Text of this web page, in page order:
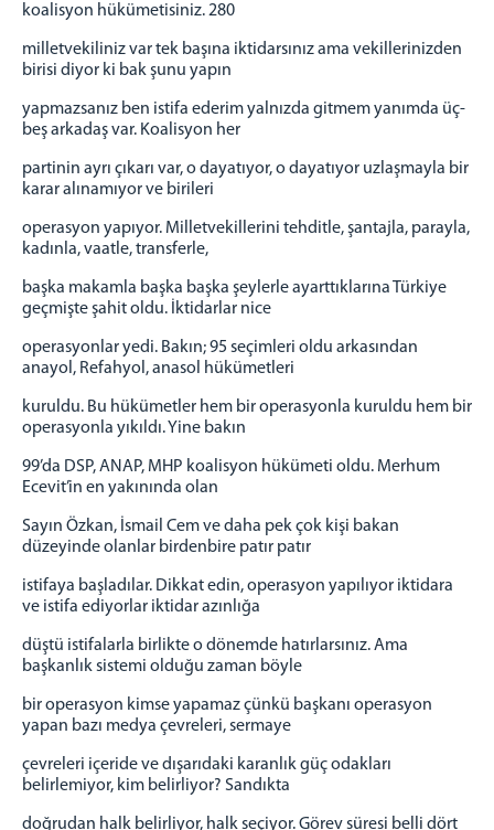
koalisyon hükümetisiniz. 280
milletvekiliniz var tek başına iktidarsınız ama vekillerinizden
birisi diyor ki bak şunu yapın
yapmazsanız ben istifa ederim yalnızda gitmem yanımda üç-
beş arkadaş var. Koalisyon her
partinin ayrı çıkarı var, o dayatıyor, o dayatıyor uzlaşmayla bir
karar alınamıyor ve birileri
operasyon yapıyor. Milletvekillerini tehditle, şantajla, parayla,
kadınla, vaatle, transferle,
başka makamla başka başka şeylerle ayarttıklarına Türkiye
geçmişte şahit oldu. İktidarlar nice
operasyonlar yedi. Bakın; 95 seçimleri oldu arkasından
anayol, Refahyol, anasol hükümetleri
kuruldu. Bu hükümetler hem bir operasyonla kuruldu hem bir
operasyonla yıkıldı. Yine bakın
99’da DSP, ANAP, MHP koalisyon hükümeti oldu. Merhum
Ecevit’in en yakınında olan
Sayın Özkan, İsmail Cem ve daha pek çok kişi bakan
düzeyinde olanlar birdenbire patır patır
istifaya başladılar. Dikkat edin, operasyon yapılıyor iktidara
ve istifa ediyorlar iktidar azınlığa
düştü istifalarla birlikte o dönemde hatırlarsınız. Ama
başkanlık sistemi olduğu zaman böyle
bir operasyon kimse yapamaz çünkü başkanı operasyon
yapan bazı medya çevreleri, sermaye
çevreleri içeride ve dışarıdaki karanlık güç odakları
belirlemiyor, kim belirliyor? Sandıkta
doğrudan halk belirliyor, halk seçiyor. Görev süresi belli dört